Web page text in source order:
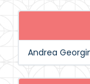
Andrea